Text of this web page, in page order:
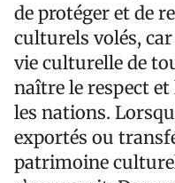
de protéger et de
culturels volés,
vie culturelle de
naître le respect
les nations.
exportés ou
patrimoine